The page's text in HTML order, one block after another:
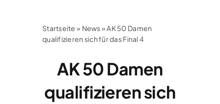
Startseite » News»AK 50 Damen
qualifizieren sich für das Final 4
AK 50 Damen
qualifizieren sich